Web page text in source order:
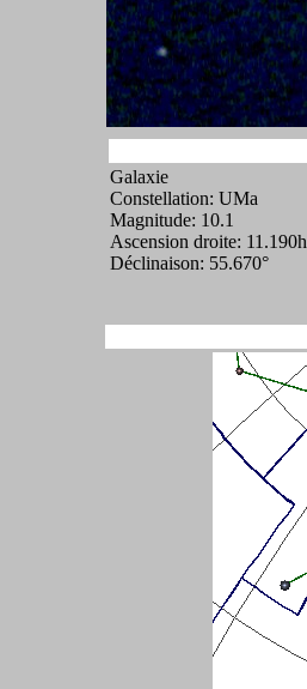
Galaxie
Constellation: UMa
Magnitude: 10.1
Ascension droite: 11.190h
Déclinaison: 55.670°